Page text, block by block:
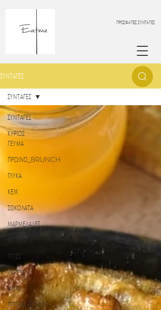
ΠΡΟΣΦΑΤΕΣ ΣΥΝΤΑΓΕΣ
ΣΥΝΤΑΓΕΣ
ΣΥΝΤΑΓΕΣ
ΚΥΡΙΩΣ
ΓΕΥΜΑ
ΠΡΩΙΝΟ_BRUNCH
ΓΛΥΚΑ
ΚΕΙΚ
ΣΟΚΟΛΑΤΑ
ΜΑΡΜΕΛΑΔΕΣ
ΜΠΙΣΚΟΤΑ
ΠΙΤΕΣ
ΤΑΡΤΕΣ
ΨΩΜΙ
ΠΙΤΣΕΣ_ΠΕΪΝΕΡΛΙ
ΣΥΝΤΑΓΕΣ